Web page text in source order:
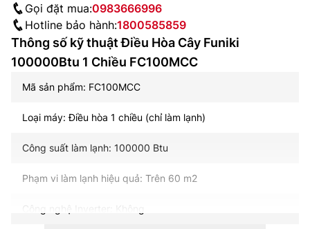
Gọi đặt mua:0983666996
Hotline bảo hành:1800585859
Thông số kỹ thuật Điều Hòa Cây Funiki
100000Btu 1 Chiều FC100MCC
Mã sản phẩm: FC100MCC
Loại máy: Điều hòa 1 chiều (chỉ làm lạnh)
Công suất làm lạnh: 100000 Btu
Phạm vi làm lạnh hiệu quả: Trên 60 m2
Công nghệ Inverter: Không